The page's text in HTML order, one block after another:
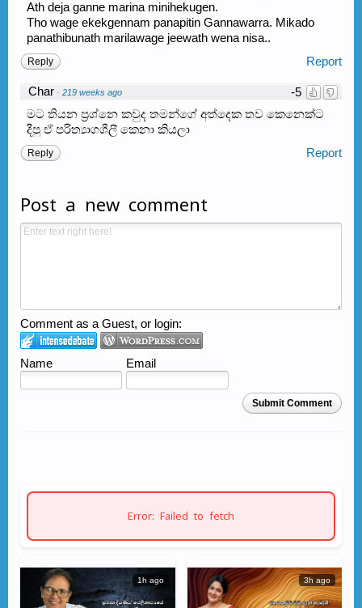
Ath deja ganne marina minihekugen.
Tho wage ekekgennam panapitin Gannawarra. Mikado
panathibunath marilawage jeewath wena nisa..
Report
Reply
-5
Char · 219 weeks ago
මට තියන ප්‍රශ්නෙ කවුද තමන්ගේ අත්දෙක තව කෙනෙක්ට
දීපු ඒ පරිත්‍යාගශීලී කෙනා කියලා
Report
Reply
Post a new comment
Comment as a Guest, or login:
Name Email
Submit Comment
Error: Failed to fetch
1h ago 3h ago